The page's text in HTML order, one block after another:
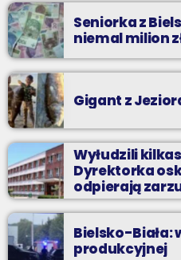
Seniorka z
niemal milion
Gigant z
Wyłudzili
Dyrektorka
odpierają
Bielsko-Biała:
produkcyjnej